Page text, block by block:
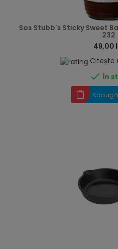
Sos Stubb's Sticky Sweet
232
49,00
Citește
 În